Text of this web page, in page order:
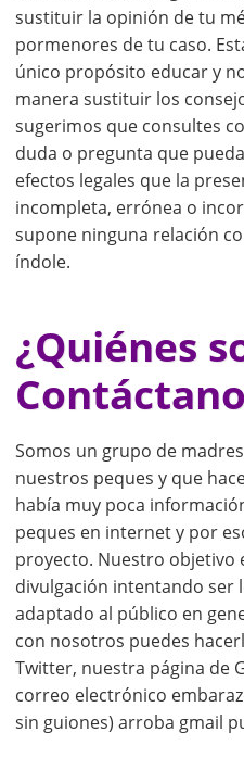
sustituir la opinión de tu
pormenores de tu caso.
único propósito educar y
manera sustituir los
sugerimos que consultes
duda o pregunta que
efectos legales que la
incompleta, errónea o
supone ninguna relación
índole.
¿Quiénes
Somos un grupo de
nuestros peques y que
había muy poca
peques en internet y por
proyecto. Nuestro objetivo
divulgación intentando ser
adaptado al público en
con nosotros puedes
Twitter, nuestra página de
correo electrónico
sin guiones) arroba gmail